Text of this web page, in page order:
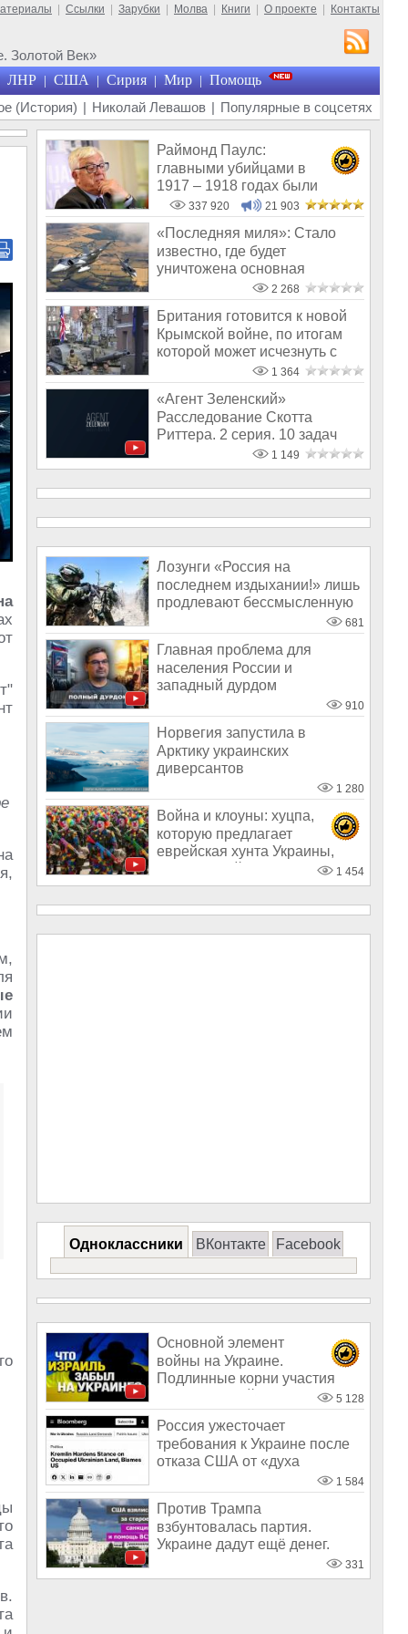
Ссылки Зарубки Молва Книги О проекте Контакты
Золотой Век»
ЛНР | США | Сирия | Мир | Помощь
(История) | Николай Левашов | Популярные в соцсетях
Раймонд Паулс:
главными убийцами в
1917 – 1918 годах были
латыши и евреи, а не русс
337 920 21 903
«Последняя миля»: Стало
известно, где будет
уничтожена основная
военная помощь Запа
2 268
Британия готовится к новой
Крымской войне, по итогам
которой может исчезнуть с
1 364
«Агент Зеленский»
Расследование Скотта
Риттера. 2 серия. 10 задач
1 149
Лозунги «Россия на
последнем издыхании!» лишь
продлевают бессмысленную
681
Главная проблема для
населения России и
западный дурдом
910
Норвегия запустила в
Арктику украинских
диверсантов
1 280
Война и клоуны: хуцпа,
которую предлагает
еврейская хунта Украины,
1 454
Одноклассники ВКонтакте Facebook
Основной элемент
войны на Украине.
Подлинные корни участия
5 128
Россия ужесточает
требования к Украине после
отказа США от «духа
1 584
Против Трампа
взбунтовалась партия.
Украине дадут ещё денег.
331